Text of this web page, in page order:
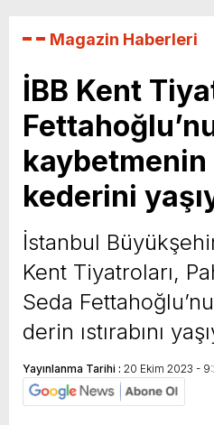
Magazin Haberleri
İBB Kent
kaybetmenin
kederini
İstanbul
Kent Tiyatroları,
Seda
derin ıstırabını
Yayınlanma Tarihi : 20 Ekim 2023 -